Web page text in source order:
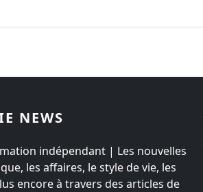
NEWS
indépendant | Les nouvelles
les affaires, le style de vie, les
encore à travers des articles de